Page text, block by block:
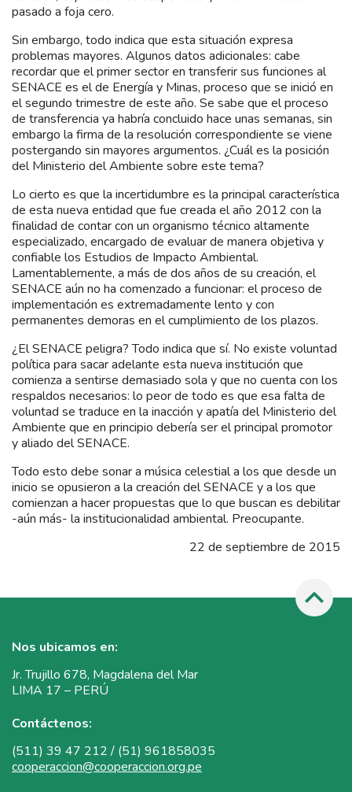
pasado a foja cero.
Sin embargo, todo indica que esta situación expresa
problemas mayores. Algunos datos adicionales: cabe
recordar que el primer sector en transferir sus funciones al
SENACE es el de Energía y Minas, proceso que se inició en
el segundo trimestre de este año. Se sabe que el proceso
de transferencia ya habría concluido hace unas semanas, sin
embargo la firma de la resolución correspondiente se viene
postergando sin mayores argumentos. ¿Cuál es la posición
del Ministerio del Ambiente sobre este tema?
Lo cierto es que la incertidumbre es la principal característica
de esta nueva entidad que fue creada el año 2012 con la
finalidad de contar con un organismo técnico altamente
especializado, encargado de evaluar de manera objetiva y
confiable los Estudios de Impacto Ambiental.
Lamentablemente, a más de dos años de su creación, el
SENACE aún no ha comenzado a funcionar: el proceso de
implementación es extremadamente lento y con
permanentes demoras en el cumplimiento de los plazos.
¿El SENACE peligra? Todo indica que sí. No existe voluntad
política para sacar adelante esta nueva institución que
comienza a sentirse demasiado sola y que no cuenta con los
respaldos necesarios: lo peor de todo es que esa falta de
voluntad se traduce en la inacción y apatía del Ministerio del
Ambiente que en principio debería ser el principal promotor
y aliado del SENACE.
Todo esto debe sonar a música celestial a los que desde un
inicio se opusieron a la creación del SENACE y a los que
comienzan a hacer propuestas que lo que buscan es debilitar
-aún más- la institucionalidad ambiental. Preocupante.
22 de septiembre de 2015
Nos ubicamos en:
Jr. Trujillo 678, Magdalena del Mar
LIMA 17 – PERÚ
Contáctenos:
(511) 39 47 212 / (51) 961858035
cooperaccion@cooperaccion.org.pe